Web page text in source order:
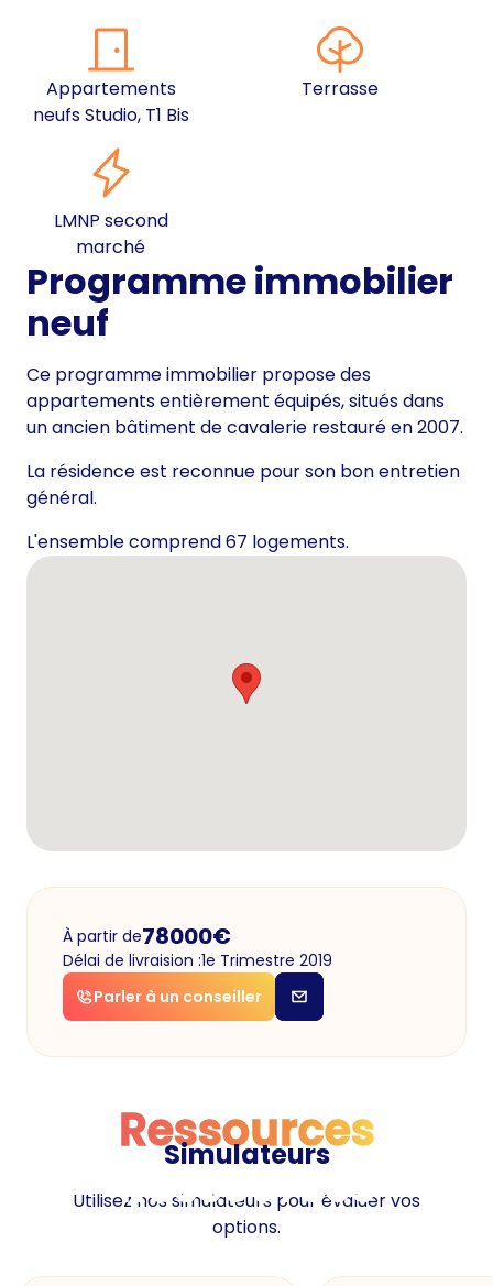
Appartements
neufs Studio, T1 Bis
Terrasse
LMNP second
marché
Programme immobilier
neuf
Ce programme immobilier propose des
appartements entièrement équipés, situés dans
un ancien bâtiment de cavalerie restauré en 2007.
La résidence est reconnue pour son bon entretien
général.
L'ensemble comprend 67 logements.
À partir de78000€
Délai de livraision :1e Trimestre 2019
Parler à un conseiller
Ressources
Ressources
Simulateurs
Utilisez nos simulateurs pour évaluer vos
options.